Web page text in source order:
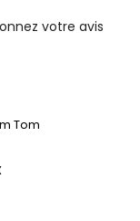
votre avis
Tom